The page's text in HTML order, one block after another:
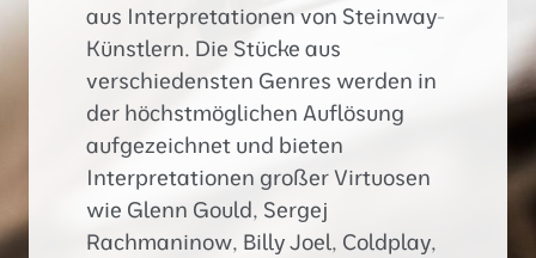
aus Interpretationen von Steinway-
Künstlern. Die Stücke aus
verschiedensten Genres werden in
der höchstmöglichen Auflösung
aufgezeichnet und bieten
Interpretationen großer Virtuosen
wie Glenn Gould, Sergej
Rachmaninow, Billy Joel, Coldplay,